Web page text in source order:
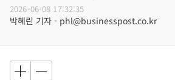
2026-06-08 17:32:35
박혜린 기자 - phl@businesspost.co.kr